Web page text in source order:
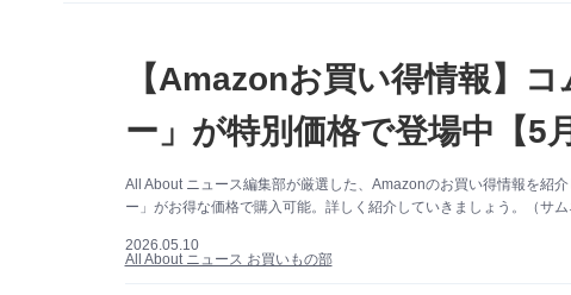
【Amazonお買い得情報】
ー」が特別価格で登場中【5
All About ニュース編集部が厳選した、Amazonのお買い得情報を紹
ー」がお得な価格で購入可能。詳しく紹介していきましょう。（サム
2026.05.10
All About ニュース お買いもの部